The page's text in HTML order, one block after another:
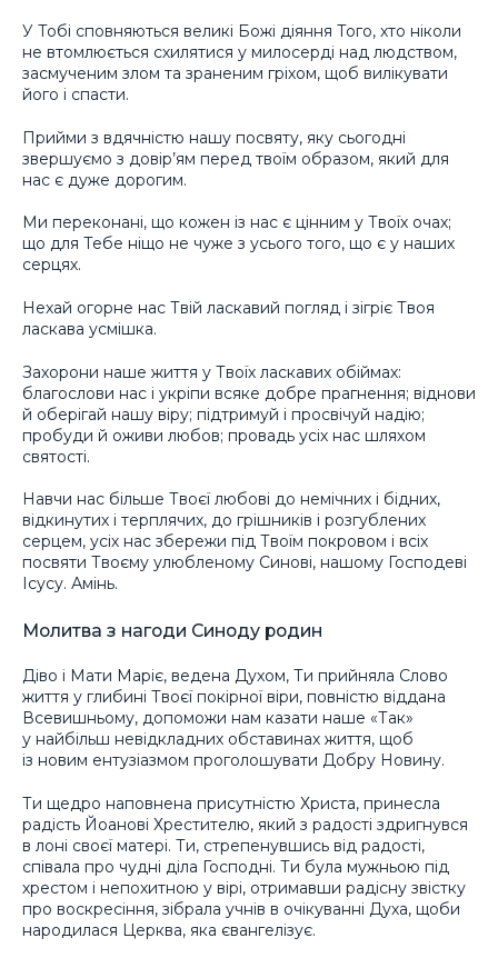
У Тобі сповняються великі Божі діяння Того, хто ніколи
не втомлюється схилятися у милосерді над людством,
засмученим злом та зраненим гріхом, щоб вилікувати
його і спасти.
Прийми з вдячністю нашу посвяту, яку сьогодні
звершуємо з довір’ям перед твоїм образом, який для
нас є дуже дорогим.
Ми переконані, що кожен із нас є цінним у Твоїх очах;
що для Тебе ніщо не чуже з усього того, що є у наших
серцях.
Нехай огорне нас Твій ласкавий погляд і зігріє Твоя
ласкава усмішка.
Захорони наше життя у Твоїх ласкавих обіймах:
благослови нас і укріпи всяке добре прагнення; віднови
й оберігай нашу віру; підтримуй і просвічуй надію;
пробуди й оживи любов; провадь усіх нас шляхом
святості.
Навчи нас більше Твоєї любові до немічних і бідних,
відкинутих і терплячих, до грішників і розгублених
серцем, усіх нас збережи під Твоїм покровом і всіх
посвяти Твоєму улюбленому Синові, нашому Господеві
Ісусу. Амінь.
Молитва з нагоди Синоду родин
Діво і Мати Маріє, ведена Духом, Ти прийняла Слово
життя у глибині Твоєї покірної віри, повністю віддана
Всевишньому, допоможи нам казати наше «Так»
у найбільш невідкладних обставинах життя, щоб
із новим ентузіазмом проголошувати Добру Новину.
Ти щедро наповнена присутністю Христа, принесла
радість Йоанові Хрестителю, який з радості здригнувся
в лоні своєї матері. Ти, стрепенувшись від радості,
співала про чудні діла Господні. Ти була мужньою під
хрестом і непохитною у вірі, отримавши радісну звістку
про воскресіння, зібрала учнів в очікуванні Духа, щоби
народилася Церква, яка євангелізує.